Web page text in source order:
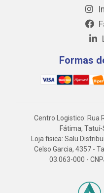
Formas
Centro Logistico: Rua
Fátima,
Loja fisica: Salu
Celso Garcia, 4357 -
03.063-000 -